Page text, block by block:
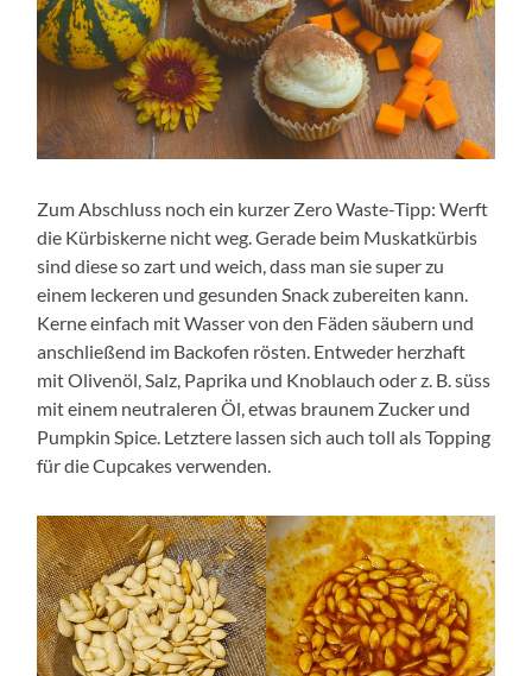
Zum Abschluss noch ein kurzer Zero Waste-Tipp: Werft
die Kürbiskerne nicht weg. Gerade beim Muskatkürbis
sind diese so zart und weich, dass man sie super zu
einem leckeren und gesunden Snack zubereiten kann.
Kerne einfach mit Wasser von den Fäden säubern und
anschließend im Backofen rösten. Entweder herzhaft
mit Olivenöl, Salz, Paprika und Knoblauch oder z. B. süss
mit einem neutraleren Öl, etwas braunem Zucker und
Pumpkin Spice. Letztere lassen sich auch toll als Topping
für die Cupcakes verwenden.